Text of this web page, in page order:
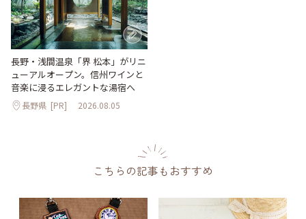
長野・浅間温泉「界 松本」がリニ
ューアルオープン。信州ワインと
音楽に浸るエレガントな湯宿へ
長野県 [PR] 2026.08.05
こちらの記事もおすすめ